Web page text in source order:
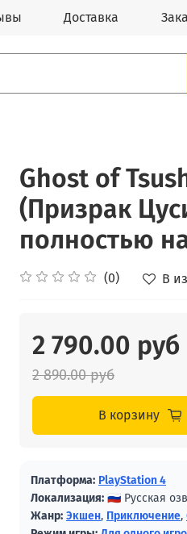
Доставка
Ghost of
(Призрак
полностью
(0) В
2 790.00 руб
2 890.00 руб
В корзину
Платформа: PlayStation 4
Локализация: 🇷🇺 Русская
Жанр: Экшен, Приключение,